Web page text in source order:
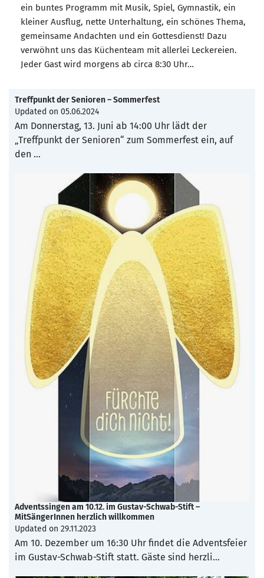
ein buntes Programm mit Musik, Spiel, Gymnastik, ein
kleiner Ausflug, nette Unterhaltung, ein schönes Thema,
gemeinsame Andachten und ein Gottesdienst! Dazu
verwöhnt uns das Küchenteam mit allerlei Leckereien.
Jeder Gast wird morgens ab circa 8:30 Uhr…
Treffpunkt der Senioren – Sommerfest
Updated on 05.06.2024
Am Donnerstag, 13. Juni ab 14:00 Uhr lädt der
„Treffpunkt der Senioren“ zum Sommerfest ein, auf
den …
Adventssingen am 10.12. im Gustav-Schwab-Stift –
MitSängerInnen herzlich willkommen
Updated on 29.11.2023
Am 10. Dezember um 16:30 Uhr findet die Adventsfeier
im Gustav-Schwab-Stift statt. Gäste sind herzli…